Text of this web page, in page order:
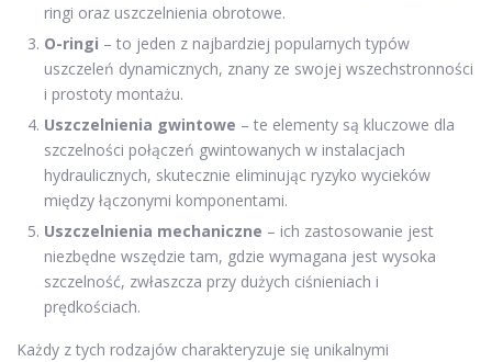
ringi oraz uszczelnienia obrotowe.
O-ringi – to jeden z najbardziej popularnych typów
uszczeleń dynamicznych, znany ze swojej wszechstronności
i prostoty montażu.
Uszczelnienia gwintowe – te elementy są kluczowe dla
szczelności połączeń gwintowanych w instalacjach
hydraulicznych, skutecznie eliminując ryzyko wycieków
między łączonymi komponentami.
Uszczelnienia mechaniczne – ich zastosowanie jest
niezbędne wszędzie tam, gdzie wymagana jest wysoka
szczelność, zwłaszcza przy dużych ciśnieniach i
prędkościach.
Każdy z tych rodzajów charakteryzuje się unikalnymi